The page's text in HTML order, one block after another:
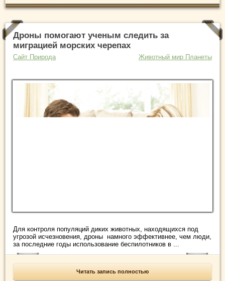
Дроны помогают ученым следить за
миграцией морских черепах
Сайт Природа Животный мир Планеты
Для контроля популяций диких животных, находящихся под
угрозой исчезновения, дроны намного эффективнее, чем люди,
за последние годы использование беспилотников в ...
Читать запись полностью